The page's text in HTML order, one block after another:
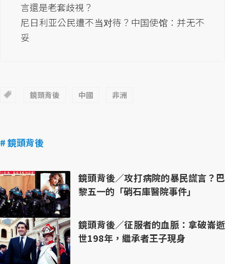
言還是老套歧視？
尼日利亚公民遭不当对待？中国使馆：并无不
妥
鏡頭背後 中國 非洲
# 鏡頭背後
鏡頭背後／攻打病院的暴民謊言？巴
黎五一的「硝石庫醫院事件」
鏡頭背後／征服者的血脈：拿破崙逝
世198年，繼承者王子現身